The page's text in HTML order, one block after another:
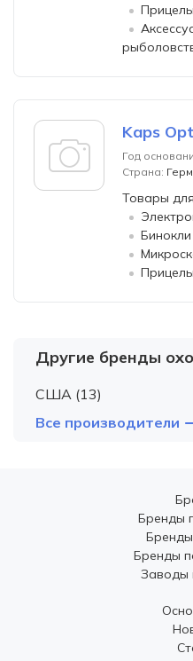
Kaps
Год
Страна:
Товары
Другие бренды
США (13)
Все производители
Бренды
Бренды
Заводы